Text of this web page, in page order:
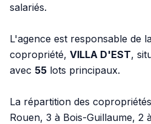
salariés.
L'agence est responsable de
copropriété, VILLA D'EST,
avec 55 lots principaux.
La répartition des
Rouen, 3 à Bois-Guillaume, 2